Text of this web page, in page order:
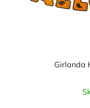
Girlanda